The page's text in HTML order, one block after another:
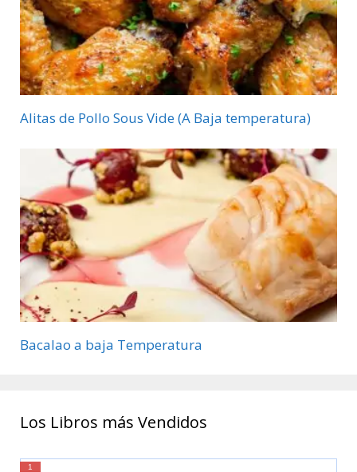
Alitas de Pollo Sous Vide (A Baja temperatura)
Bacalao a baja Temperatura
Los Libros más Vendidos
1